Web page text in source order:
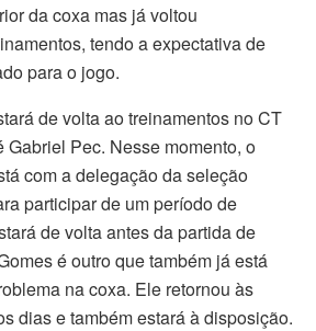
da coxa mas já voltou
tendo a expectativa de
para o jogo.
de volta ao treinamentos no CT
Gabriel Pec. Nesse momento, o
com a delegação da seleção
participar de um período de
de volta antes da partida de
é outro que também já está
na coxa. Ele retornou às
dias e também estará à disposição.